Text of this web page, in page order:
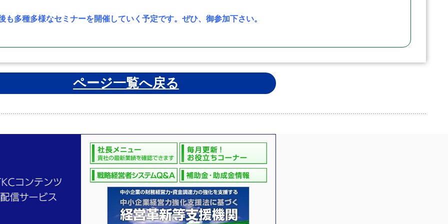
も多種多様なセミナーを開催していく予定です。ぜひ、御参加下さい。
ページ一覧へ戻る